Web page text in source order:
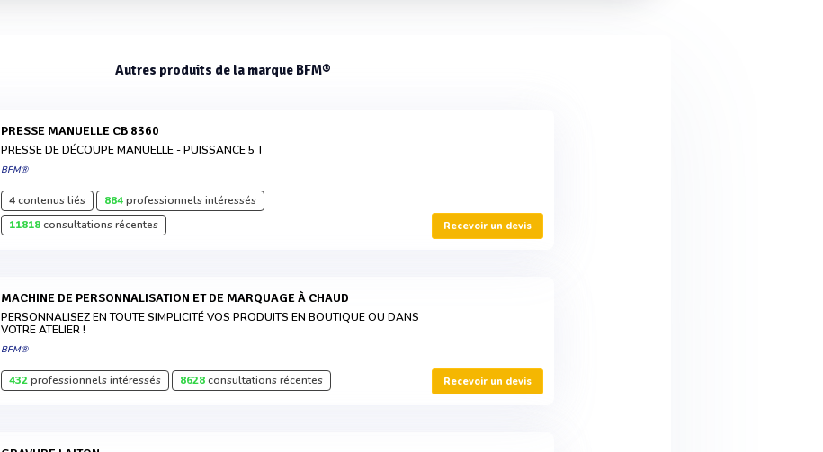
Autres produits de la marque BFM®
PRESSE MANUELLE CB 8360
PRESSE DE DÉCOUPE MANUELLE - PUISSANCE 5 T
BFM®
4contenus liés 884professionnels intéressés
11818consultations récentes Recevoir un devis
MACHINE DE PERSONNALISATION ET DE MARQUAGE À CHAUD
PERSONNALISEZ EN TOUTE SIMPLICITÉ VOS PRODUITS EN BOUTIQUE OU DANS
VOTRE ATELIER !
BFM®
432professionnels intéressés 8628consultations récentes Recevoir un devis